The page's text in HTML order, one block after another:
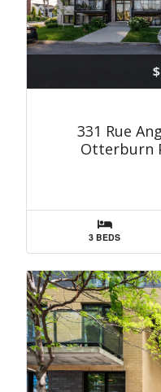
331 Rue
Otterburn
3 BEDS